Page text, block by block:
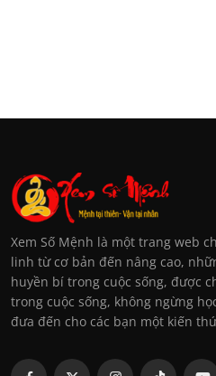
Xem Số Mệnh là một trang web
linh từ cơ bản đến nâng cao,
huyền bí trong cuộc sống, được
trong cuộc sống, không ngừng
đưa đến cho các bạn một kiến